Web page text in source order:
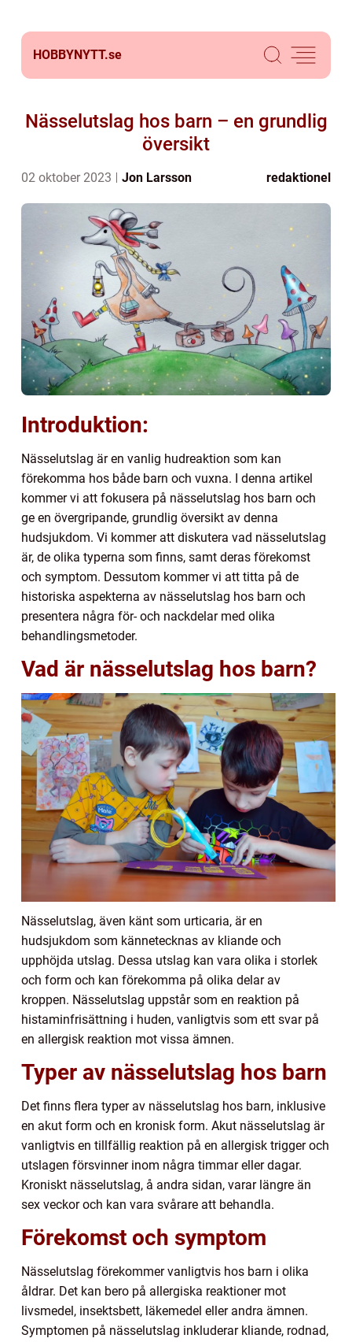
HOBBYNYTT.se
Nässelutslag hos barn – en grundlig
översikt
02 oktober 2023 Jon Larsson redaktionel
Introduktion:
Nässelutslag är en vanlig hudreaktion som kan
förekomma hos både barn och vuxna. I denna artikel
kommer vi att fokusera på nässelutslag hos barn och
ge en övergripande, grundlig översikt av denna
hudsjukdom. Vi kommer att diskutera vad nässelutslag
är, de olika typerna som finns, samt deras förekomst
och symptom. Dessutom kommer vi att titta på de
historiska aspekterna av nässelutslag hos barn och
presentera några för- och nackdelar med olika
behandlingsmetoder.
Vad är nässelutslag hos barn?
Nässelutslag, även känt som urticaria, är en
hudsjukdom som kännetecknas av kliande och
upphöjda utslag. Dessa utslag kan vara olika i storlek
och form och kan förekomma på olika delar av
kroppen. Nässelutslag uppstår som en reaktion på
histaminfrisättning i huden, vanligtvis som ett svar på
en allergisk reaktion mot vissa ämnen.
Typer av nässelutslag hos barn
Det finns flera typer av nässelutslag hos barn, inklusive
en akut form och en kronisk form. Akut nässelutslag är
vanligtvis en tillfällig reaktion på en allergisk trigger och
utslagen försvinner inom några timmar eller dagar.
Kroniskt nässelutslag, å andra sidan, varar längre än
sex veckor och kan vara svårare att behandla.
Förekomst och symptom
Nässelutslag förekommer vanligtvis hos barn i olika
åldrar. Det kan bero på allergiska reaktioner mot
livsmedel, insektsbett, läkemedel eller andra ämnen.
Symptomen på nässelutslag inkluderar kliande, rodnad,